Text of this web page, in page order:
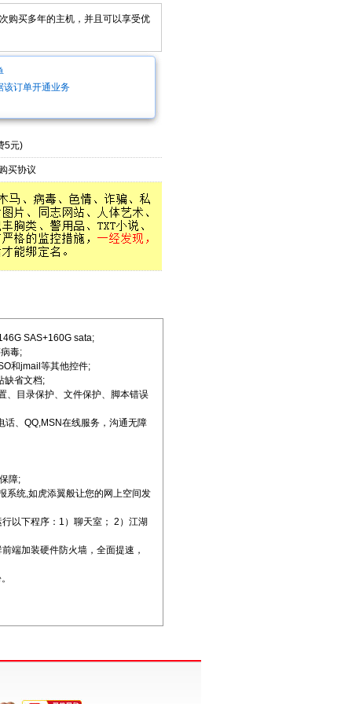
购买多年的主机，并且可以享受优
该订单开通业务
5元)
买协议
SAS+160G sata;
毒;
和jmail等其他控件;
缺省文档;
、目录保护、文件保护、脚本错误
话、QQ,MSN在线服务，沟通无障
障;
系统,如虎添翼般让您的网上空间发
以下程序：1）聊天室； 2）江湖
端加装硬件防火墙，全面提速，